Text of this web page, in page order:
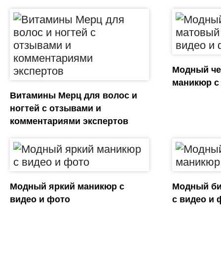
Витамины Мерц для волос и
ногтей с отзывами и
комментариями экспертов
Модный
маникюр
Модный яркий маникюр с
видео и фото
Модный
с видео и